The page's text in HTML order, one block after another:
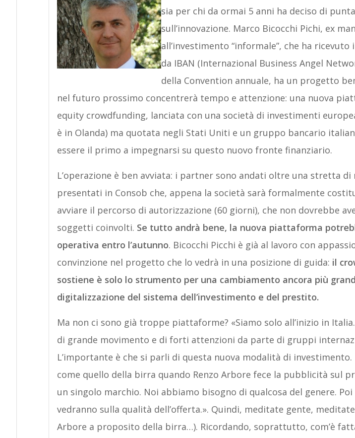
sia per chi da ormai 5 anni ha deciso di
sull’innovazione. Marco Bicocchi Pichi, ex
all’investimento “informale”, che ha
da IBAN (Internazional Business Angel
della Convention annuale, ha un progetto
nel futuro prossimo concentrerà tempo e attenzione: una nuova
equity crowdfunding, lanciata con una società di investimenti
è in Olanda) ma quotata negli Stati Uniti e un gruppo bancario
essere il primo a impegnarsi su questo nuovo fronte finanziario.
L’operazione è ben avviata: i partner sono andati oltre una stretta di
presentati in Consob che, appena la società sarà formalmente
avviare il percorso di autorizzazione (60 giorni), che non dovrebbe
soggetti coinvolti. Se tutto andrà bene, la nuova piattaforma
operativa entro l’autunno. Bicocchi Picchi è già al lavoro con
convinzione nel progetto che lo vedrà in una posizione di guida: il
sostiene è solo lo strumento per una cambiamento ancora più
digitalizzazione del sistema dell’investimento e del prestito.
Ma non ci sono già troppe piattaforme? «Siamo solo all’inizio in
di grande movimento e di forti attenzioni da parte di gruppi
L’importante è che si parli di questa nuova modalità di
come quello della birra quando Renzo Arbore fece la pubblicità sul
un singolo marchio. Noi abbiamo bisogno di qualcosa del genere.
vedranno sulla qualità dell’offerta.». Quindi, meditate gente,
Arbore a proposito della birra…). Ricordando, soprattutto, com’è